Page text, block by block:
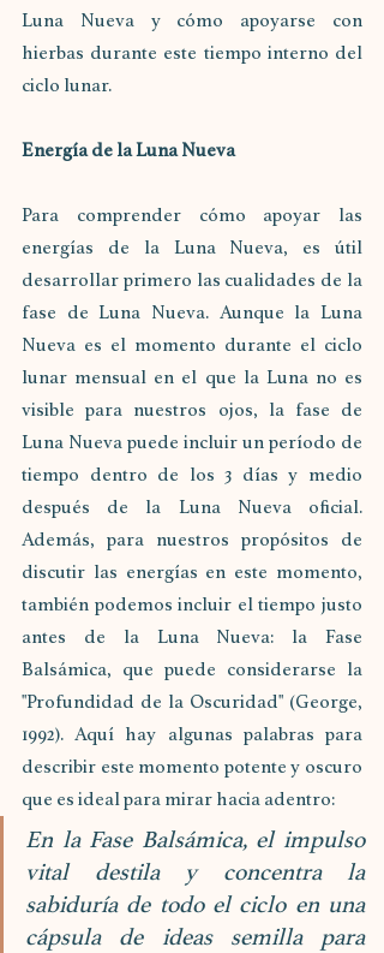
Luna Nueva y cómo apoyarse con
hierbas durante este tiempo interno del
ciclo lunar.
Energía de la Luna Nueva
Para comprender cómo apoyar las
energías de la Luna Nueva, es útil
desarrollar primero las cualidades de la
fase de Luna Nueva. Aunque la Luna
Nueva es el momento durante el ciclo
lunar mensual en el que la Luna no es
visible para nuestros ojos, la fase de
Luna Nueva puede incluir un período de
tiempo dentro de los 3 días y medio
después de la Luna Nueva oficial.
Además, para nuestros propósitos de
discutir las energías en este momento,
también podemos incluir el tiempo justo
antes de la Luna Nueva: la Fase
Balsámica, que puede considerarse la
"Profundidad de la Oscuridad" (George,
1992). Aquí hay algunas palabras para
describir este momento potente y oscuro
que es ideal para mirar hacia adentro:
En la Fase Balsámica, el impulso
vital destila y concentra la
sabiduría de todo el ciclo en una
cápsula de ideas semilla para